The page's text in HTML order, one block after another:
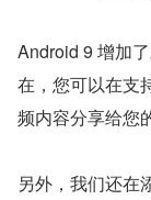
Android 9 增加
在，您可以在支
频内容分享给您
另外，我们还在